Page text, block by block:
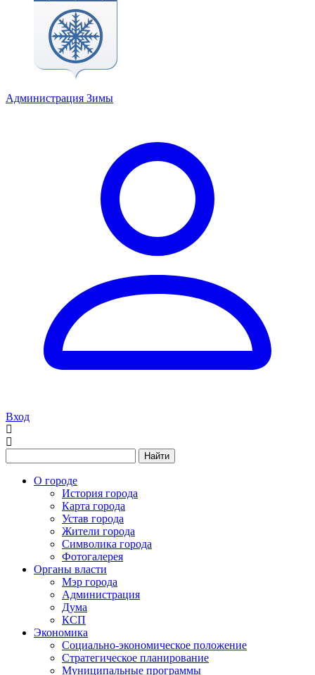
Администрация Зимы
Вход
Найти
О городе
История города
Карта города
Устав города
Жители города
Символика города
Фотогалерея
Органы власти
Мэр города
Администрация
Дума
КСП
Экономика
Социально-экономическое положение
Стратегическое планирование
Муниципальные программы